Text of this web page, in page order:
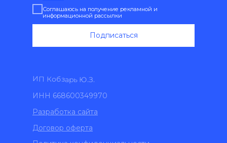
ИП Кобзарь Ю.З.
ИНН 668600349970
Разработка сайта
Договор оферта
Соглашаюсь на получение рекламной и
информационной рассылки
Подписаться